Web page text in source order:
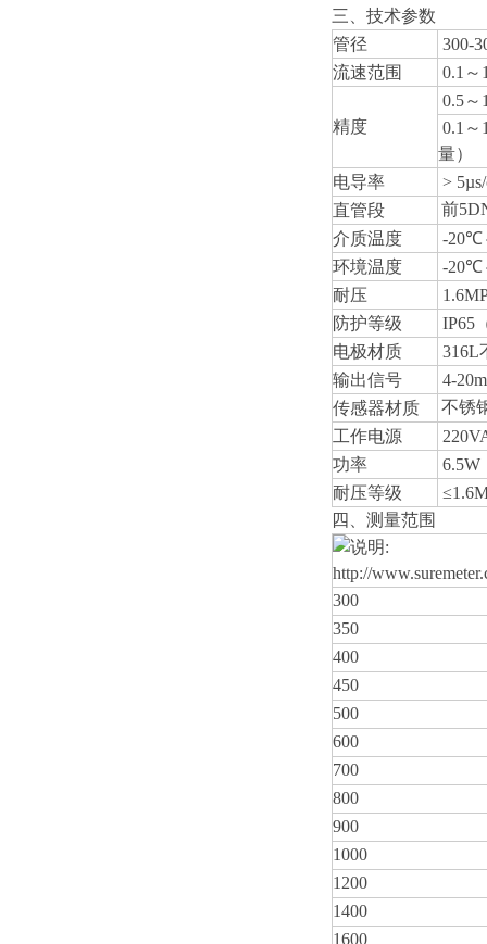
三、技术参数
管径
300-
流速范围
0.1 ～
精度
0.5～
0.1 ～
量）
电导率
>
直管段
前
介质温度
-20℃
环境温度
-20℃
耐压
防护等级
IP65
电极材质
316L
输出信号
4-
传感器材质
不锈
工作电源
功率
6.5W
耐压等级
四、测量范围
300
350
400
450
500
600
700
800
900
1000
1200
1400
1600